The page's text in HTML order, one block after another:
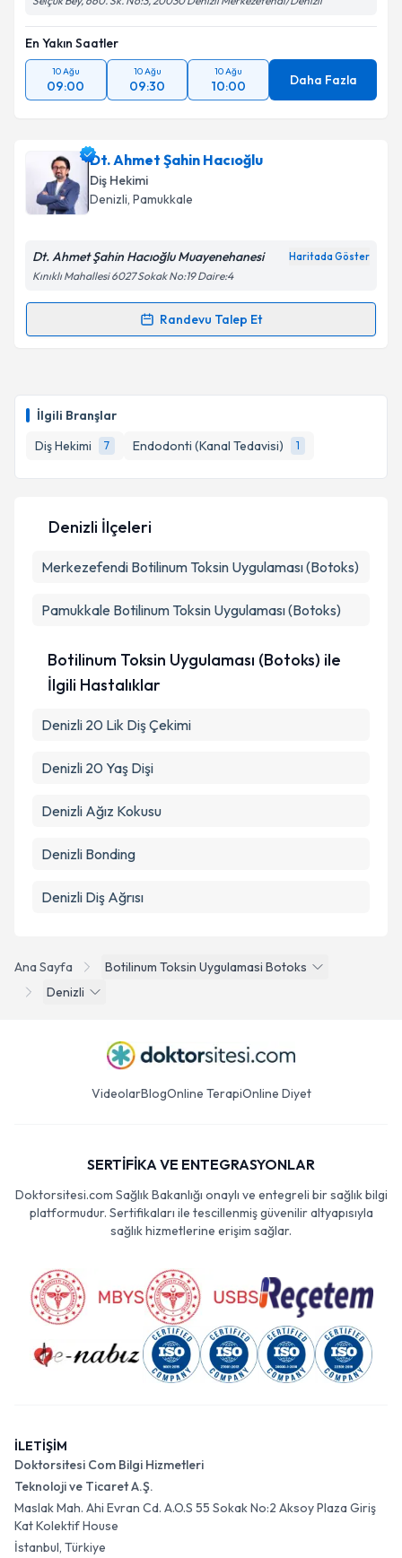
İlgili Branşlar
Diş Hekimi
7 Endodonti (Kanal Tedavisi) 1
En Yakın Saatler
10 Ağu
09:00
10 Ağu
09:30
10 Ağu
10:00 Daha Fazla
Dt. Ahmet Şahin Hacıoğlu
Diş Hekimi
Denizli, Pamukkale
Dt. Ahmet Şahin Hacıoğlu Muayenehanesi Haritada Göster
Kınıklı Mahallesi 6027 Sokak No:19 Daire:4
Randevu Talep Et
Randevu Takvimi Talebi
takvim hazırlandığında e-posta ile bilgilendireceğiz.
E-posta Adresiniz
Metni'ni okudum ve kişisel verilerimin belirtilen
Ana Sayfa
Botilinum Toksin Uygulamasi Botoks
Denizli
Denizli İlçeleri
Merkezefendi Botilinum Toksin Uygulaması (Botoks)
Pamukkale Botilinum Toksin Uygulaması (Botoks)
Botilinum Toksin Uygulaması (Botoks) ile
İlgili Hastalıklar
Denizli 20 Lik Diş Çekimi
Denizli 20 Yaş Dişi
Denizli Ağız Kokusu
Denizli Bonding
Denizli Diş Ağrısı
VideolarBlogOnline TerapiOnline Diyet
SERTİFİKA VE ENTEGRASYONLAR
Doktorsitesi.com Sağlık Bakanlığı onaylı ve entegreli bir sağlık bilgi
platformudur. Sertifikaları ile tescillenmiş güvenilir altyapısıyla
sağlık hizmetlerine erişim sağlar.
İLETİŞİM
Doktorsitesi Com Bilgi Hizmetleri
Teknoloji ve Ticaret A.Ş.
Maslak Mah. Ahi Evran Cd. A.O.S 55 Sokak No:2 Aksoy Plaza Giriş
Kat Kolektif House
İstanbul, Türkiye